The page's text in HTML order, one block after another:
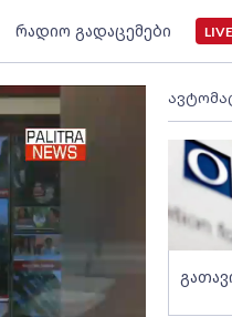
რადიო გადაცემები LIVE